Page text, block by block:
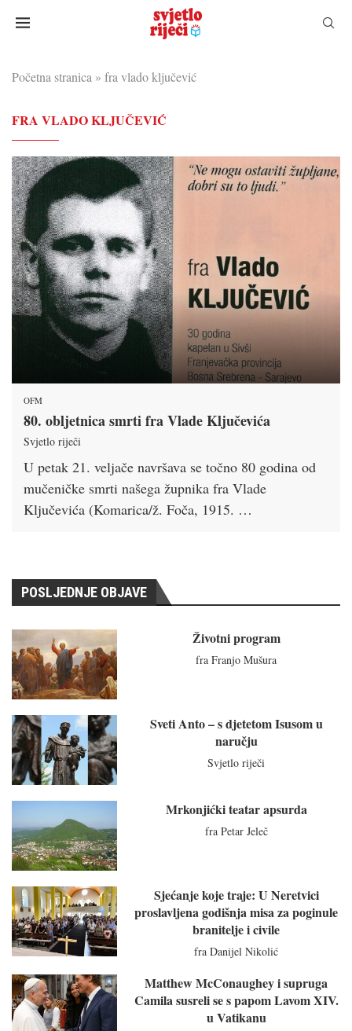
Početna stranica » fra vlado ključević
FRA VLADO KLJUČEVIĆ
OFM
80. obljetnica smrti fra Vlade Ključevića
Svjetlo riječi
U petak 21. veljače navršava se točno 80 godina od
mučeničke smrti našega župnika fra Vlade
Ključevića (Komarica/ž. Foča, 1915. …
POSLJEDNJE OBJAVE
Životni program
fra Franjo Mušura
Sveti Anto – s djetetom Isusom u
naručju
Svjetlo riječi
Mrkonjićki teatar apsurda
fra Petar Jeleč
Sjećanje koje traje: U Neretvici
proslavljena godišnja misa za poginule
branitelje i civile
fra Danijel Nikolić
Matthew McConaughey i supruga
Camila susreli se s papom Lavom XIV.
u Vatikanu